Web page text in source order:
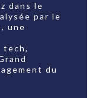
dans le
par le
une
tech,
du